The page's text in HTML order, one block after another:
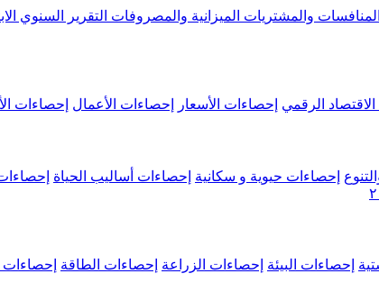
المنافسات والمشتريات الميزانية والمصروفات التقرير السنوي
الرقمي إحصاءات الأسعار إحصاءات الأعمال إحصاءات
إحصاءات حيوية و سكانية إحصاءات أساليب الحياة
إحصاءات البيئة إحصاءات الزراعة إحصاءات الطاقة إحصاءات